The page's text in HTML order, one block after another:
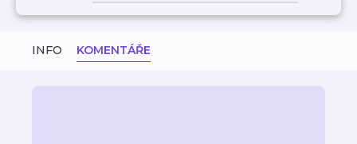
INFO KOMENTÁŘE